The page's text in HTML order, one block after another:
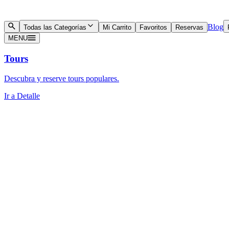
Todas las Categorías Mi Carrito Favoritos Reservas Blog
MENU
Tours
Descubra y reserve tours populares.
Ir a Detalle